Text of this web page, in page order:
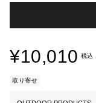
¥10,010 税込
取り寄せ